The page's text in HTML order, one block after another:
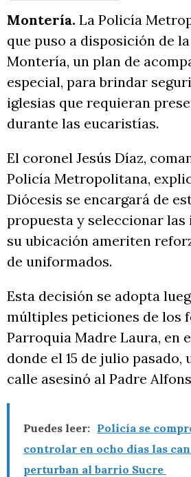
Montería. La Policía
que puso a disposición de
Montería, un plan de
especial, para brindar
iglesias que requieran
durante las eucaristías.
El coronel Jesús Díaz,
Policía Metropolitana,
Diócesis se encargará de
propuesta y seleccionar las
su ubicación ameriten
de uniformados.
Esta decisión se adopta
múltiples peticiones de los
Parroquia Madre Laura, en
donde el 15 de julio pasado,
calle asesinó al Padre
Puedes leer: Policía se
controlar en ocho días las
perturban al barrio Sucre